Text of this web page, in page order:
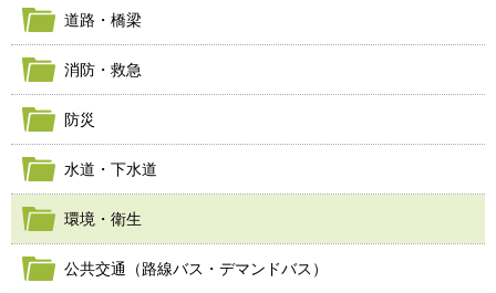
道路・橋梁
消防・救急
防災
水道・下水道
環境・衛生
公共交通（路線バス・デマンドバス）